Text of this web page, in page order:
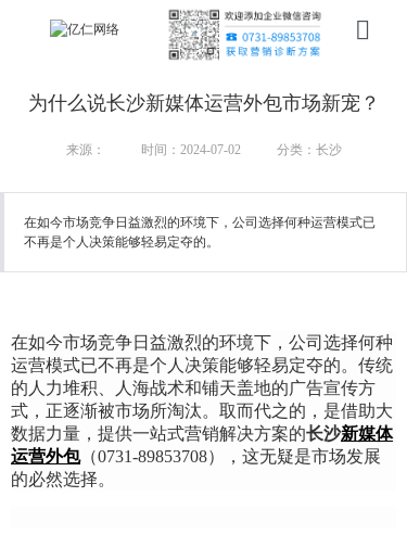
服务
行业
资讯
我们
为什么说长沙新媒体运营外包市场新宠？
来源： 时间：2024-07-02 分类：长沙
在如今市场竞争日益激烈的环境下，公司选择何种运营模式已
不再是个人决策能够轻易定夺的。
在如今市场竞争日益激烈的环境下，公司选择何种
运营模式已不再是个人决策能够轻易定夺的。传统
的人力堆积、人海战术和铺天盖地的广告宣传方
式，正逐渐被市场所淘汰。取而代之的，是借助大
数据力量，提供一站式营销解决方案的长沙新媒体
运营外包（0731-89853708）
，这无疑是市场发展
的必然选择。